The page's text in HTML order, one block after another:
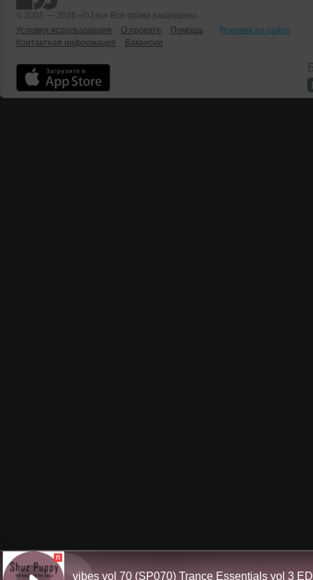
© 2001 — 2026 «DJ.ru» Все права защищены.
Условия использования
О проекте Помощь
Реклама на сайте
Контактная информация
Вакансии
П
vibes vol 70 (SP070) Trance Essentials vol 3